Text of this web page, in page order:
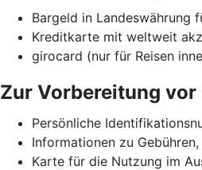
Bargeld in Landeswährung
Kreditkarte mit weltweit
girocard (nur für Reisen
Zur Vorbereitung vor
Persönliche
Informationen zu
Karte für die Nutzung im